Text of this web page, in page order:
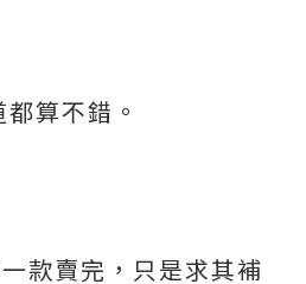
算不錯。
款賣完，只是求其補